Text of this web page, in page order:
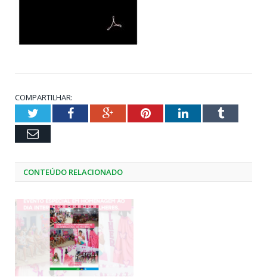
COMPARTILHAR:
TwitterFacebookGoogle+PinterestLinkedInTumblr
Email
CONTEÚDO RELACIONADO